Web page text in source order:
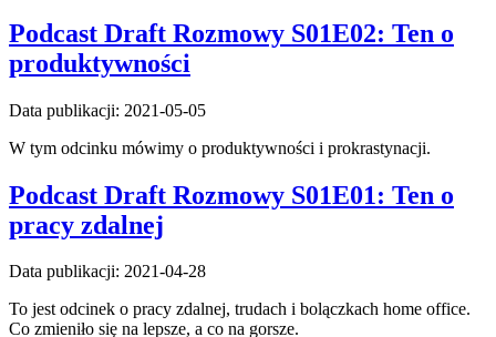
Podcast Draft Rozmowy S01E02: Ten o
produktywności
Data publikacji: 2021-05-05
W tym odcinku mówimy o produktywności i prokrastynacji.
Podcast Draft Rozmowy S01E01: Ten o
pracy zdalnej
Data publikacji: 2021-04-28
To jest odcinek o pracy zdalnej, trudach i bolączkach home office.
Co zmieniło się na lepsze, a co na gorsze.